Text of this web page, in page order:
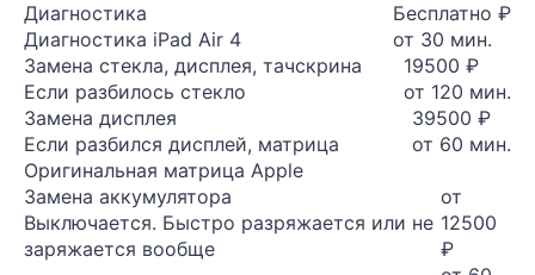
Диагностика
Диагностика iPad Air 4
Бесплатно ₽
от 30 мин.
Замена стекла, дисплея, тачскрина
Если разбилось стекло
19500 ₽
от 120 мин.
Замена дисплея
Если разбился дисплей, матрица
Оригинальная матрица Apple
39500 ₽
от 60 мин.
Замена аккумулятора
Выключается. Быстро разряжается или не
заряжается вообще
от
12500
₽